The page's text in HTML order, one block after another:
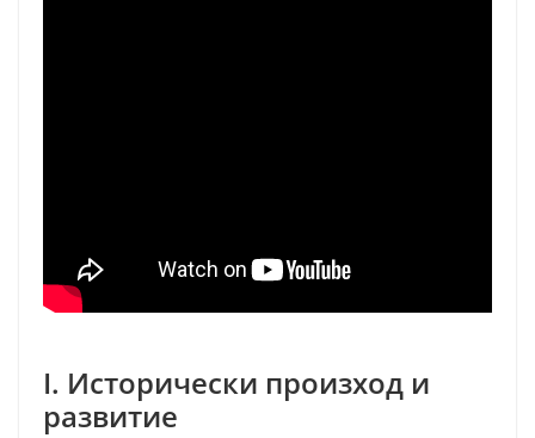
I. Исторически произход и
развитие